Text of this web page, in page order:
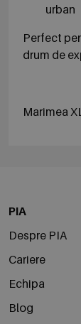
urban
Perfect
drum de
Marimea XL
PIA
Despre PIA
Cariere
Echipa
Blog